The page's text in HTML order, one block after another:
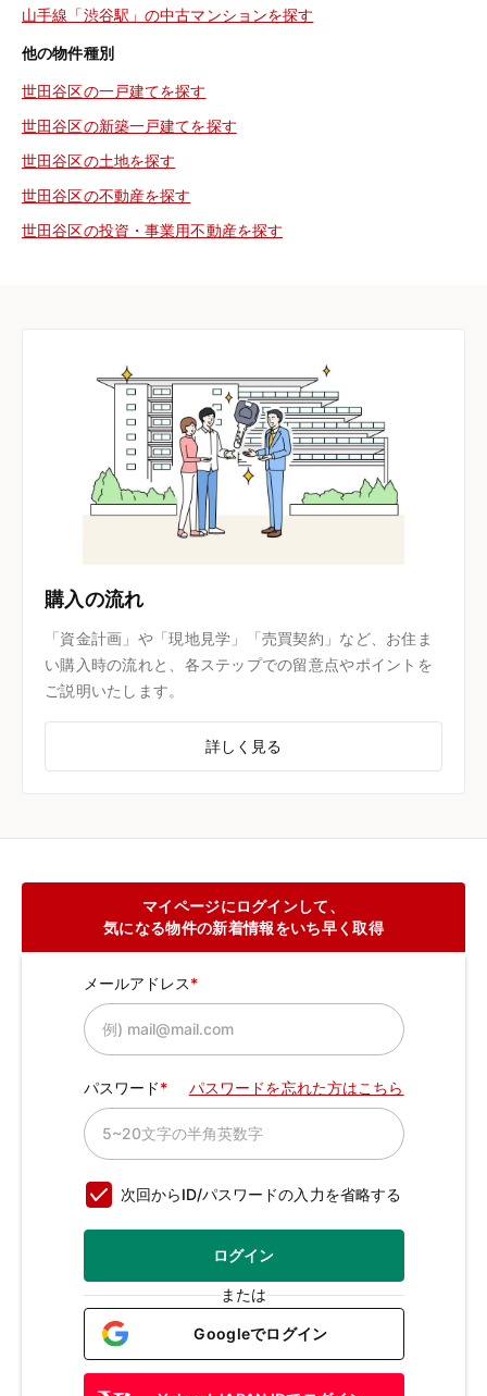
山手線「渋谷駅」の中古マンションを探す
他の物件種別
世田谷区の一戸建てを探す
世田谷区の新築一戸建てを探す
世田谷区の土地を探す
世田谷区の不動産を探す
世田谷区の投資・事業用不動産を探す
購入の流れ
「資金計画」や「現地見学」「売買契約」など、お住ま
い購入時の流れと、各ステップでの留意点やポイントを
ご説明いたします。
詳しく見る
マイページにログインして、
気になる物件の新着情報をいち早く取得
メールアドレス
パスワード パスワードを忘れた方はこちら
次回からID/パスワードの入力を省略する
ログイン
または
Googleでログイン